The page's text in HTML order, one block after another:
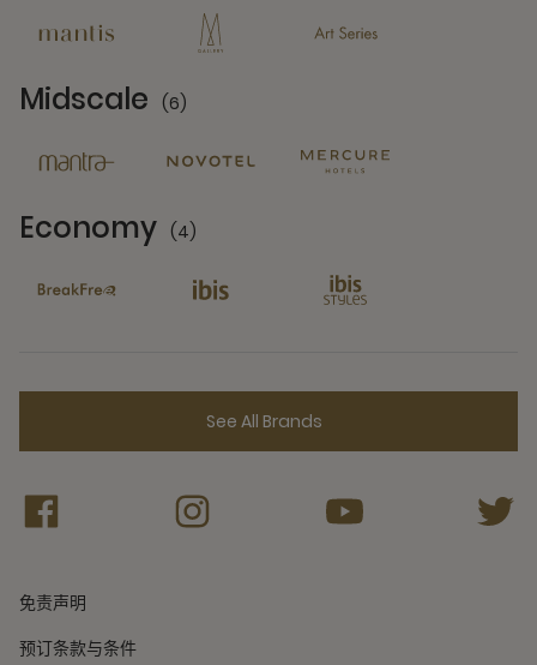
Midscale (6)
Economy (4)
See All Brands
免责声明
预订条款与条件